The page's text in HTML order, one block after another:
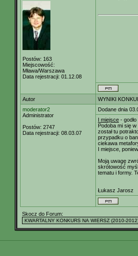
Postów: 163
Miejscowość:
Mława/Warszawa
Data rejestracji: 01.12.08
Autor
WYNIKI
moderator2
Administrator
Postów: 2747
Data rejestracji: 08.03.07
Dodane dnia
I miejsce - godło
Podoba mi się
został tu
przypadku o
ciekawa
I miejsce,
Moją uwagę
skrótowość
tematu i formy.
Łukasz Jarosz
Skocz do Forum: